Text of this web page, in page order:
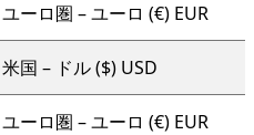
ユーロ圏 – ユーロ (€) EUR
米国 – ドル ($) USD
ユーロ圏 – ユーロ (€) EUR